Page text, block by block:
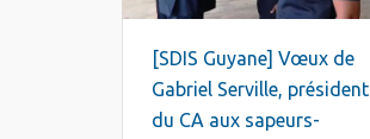
[SDIS Guyane] Vœux de
Gabriel Serville, président
du CA aux sapeurs-